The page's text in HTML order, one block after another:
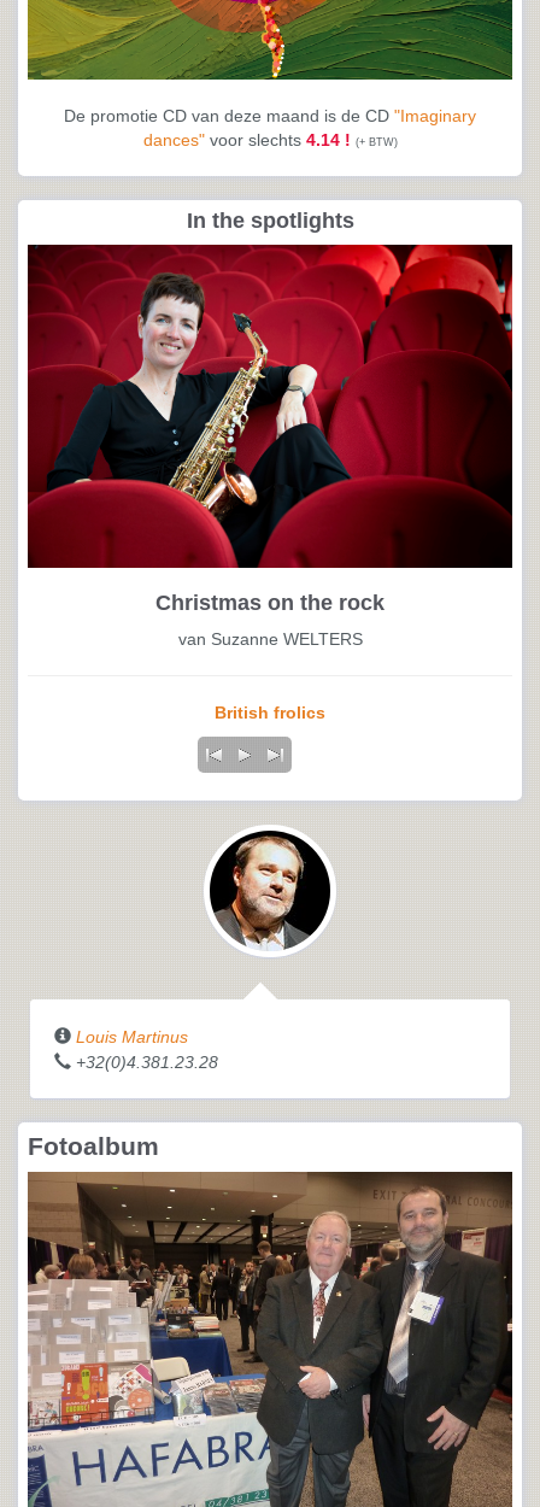
De promotie CD van deze maand is de CD "Imaginary
dances"voor slechts 4.14 ! (+ BTW)
In the spotlights
Christmas on the rock
van Suzanne WELTERS
British frolics
Louis Martinus
+32(0)4.381.23.28
Fotoalbum